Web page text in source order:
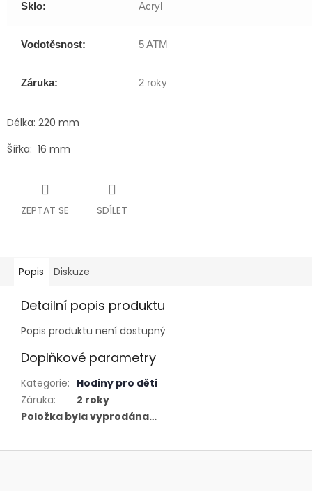
Sklo: Acryl
Vodotěsnost: 5 ATM
Záruka: 2 roky
Délka: 220 mm
Šířka: 16 mm
ZEPTAT SE SDÍLET
Popis Diskuze
Detailní popis produktu
Popis produktu není dostupný
Doplňkové parametry
Kategorie: Hodiny pro děti
Záruka:
2 roky
Položka byla vyprodána…
Z